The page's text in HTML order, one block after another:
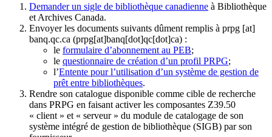
Demander un sigle de bibliothèque canadienne à Bibliothèque
et Archives Canada.
Envoyer les documents suivants dûment remplis à prpg [at]
banq.qc.ca (prpg[at]banq[dot]qc[dot]ca) :
le formulaire d’abonnement au PEB;
le questionnaire de création d’un profil PRPG;
l’Entente pour l’utilisation d’un système de gestion de
prêt entre bibliothèques.
Rendre son catalogue disponible comme cible de recherche
dans PRPG en faisant activer les composantes Z39.50
« client » et « serveur » du module de catalogage de son
système intégré de gestion de bibliothèque (SIGB) par son